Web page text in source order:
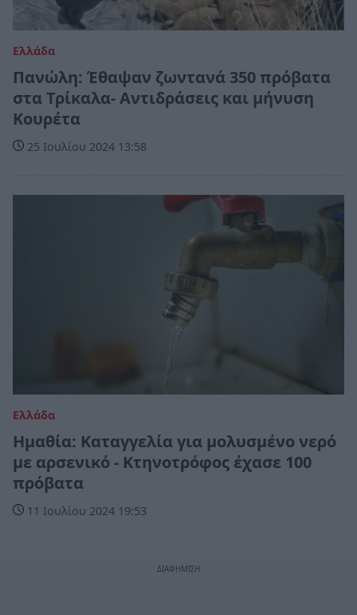
Ελλάδα
Πανώλη: Έθαψαν ζωντανά 350 πρόβατα
στα Τρίκαλα- Αντιδράσεις και μήνυση
Κουρέτα
25 Ιουλίου 2024 13:58
Ελλάδα
Ημαθία: Καταγγελία για μολυσμένο νερό
με αρσενικό - Κτηνοτρόφος έχασε 100
πρόβατα
11 Ιουλίου 2024 19:53